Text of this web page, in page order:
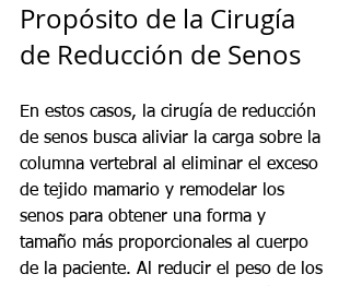
Propósito de la Cirugía
de Reducción de Senos
En estos casos, la cirugía de reducción
de senos busca aliviar la carga sobre la
columna vertebral al eliminar el exceso
de tejido mamario y remodelar los
senos para obtener una forma y
tamaño más proporcionales al cuerpo
de la paciente. Al reducir el peso de los